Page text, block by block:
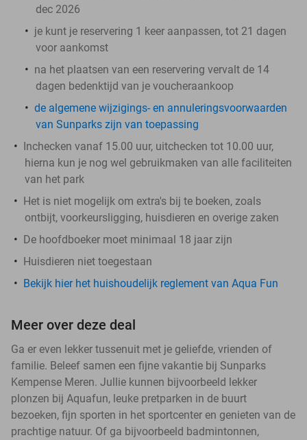
dec 2026
je kunt je reservering 1 keer aanpassen, tot 21 dagen
voor aankomst
na het plaatsen van een reservering vervalt de 14
dagen bedenktijd van je voucheraankoop
de algemene wijzigings- en annuleringsvoorwaarden
van Sunparks zijn van toepassing
Inchecken vanaf 15.00 uur, uitchecken tot 10.00 uur,
hierna kun je nog wel gebruikmaken van alle faciliteiten
van het park
Het is niet mogelijk om extra's bij te boeken, zoals
ontbijt, voorkeursligging, huisdieren en overige zaken
De hoofdboeker moet minimaal 18 jaar zijn
Huisdieren niet toegestaan
Bekijk hier het huishoudelijk reglement van Aqua Fun
Meer over deze deal
Ga er even lekker tussenuit met je geliefde, vrienden of
familie. Beleef samen een fijne vakantie bij Sunparks
Kempense Meren. Jullie kunnen bijvoorbeeld lekker
plonzen bij Aquafun, leuke pretparken in de buurt
bezoeken, fijn sporten in het sportcenter en genieten van de
prachtige natuur. Of ga bijvoorbeeld badmintonnen,